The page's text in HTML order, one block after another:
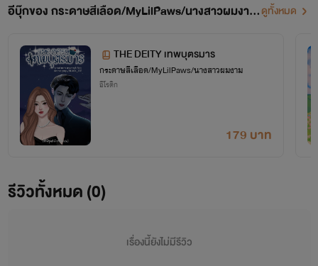
อีบุ๊กของ กระดาษสีเลือด/MyLilPaws/นางสาวผมงาม ดูทั้งหมด
THE DEITY เทพบุตรมาร
กระดาษสีเลือด/MyLilPaws/นางสาวผมงาม
อีโรติก
179 บาท
รีวิวทั้งหมด (0)
เรื่องนี้ยังไม่มีรีวิว